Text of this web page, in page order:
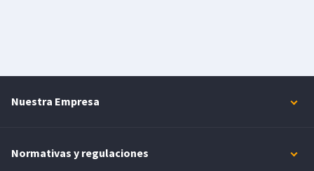
Nuestra Empresa
Normativas y regulaciones